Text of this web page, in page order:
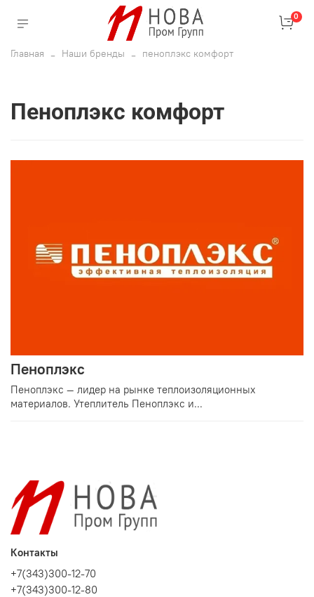
0
Главная Наши бренды пеноплэкс комфорт
пеноплэкс комфорт
Пеноплэкс
Пеноплэкс — лидер на рынке теплоизоляционных
материалов. Утеплитель Пеноплэкс и...
Контакты
+7(343)300-12-70
+7(343)300-12-80